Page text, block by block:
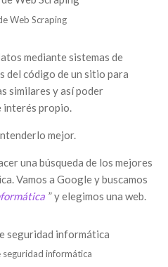
Web Scraping
mediante sistemas de
del código de un sitio para
similares y así poder
propio.
mejor.
una búsqueda de los mejores
Vamos a Google y buscamos
” y elegimos una web.
informática